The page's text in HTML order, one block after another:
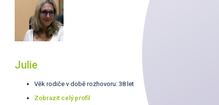
Julie
Věk rodiče v době rozhovoru: 38 let
Zobrazit celý profil